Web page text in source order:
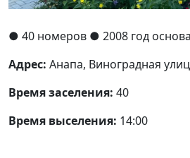
● 40 номеров ● 2008 год
Адрес: Анапа, Виноградная
Время заселения: 40
Время выселения: 14:00